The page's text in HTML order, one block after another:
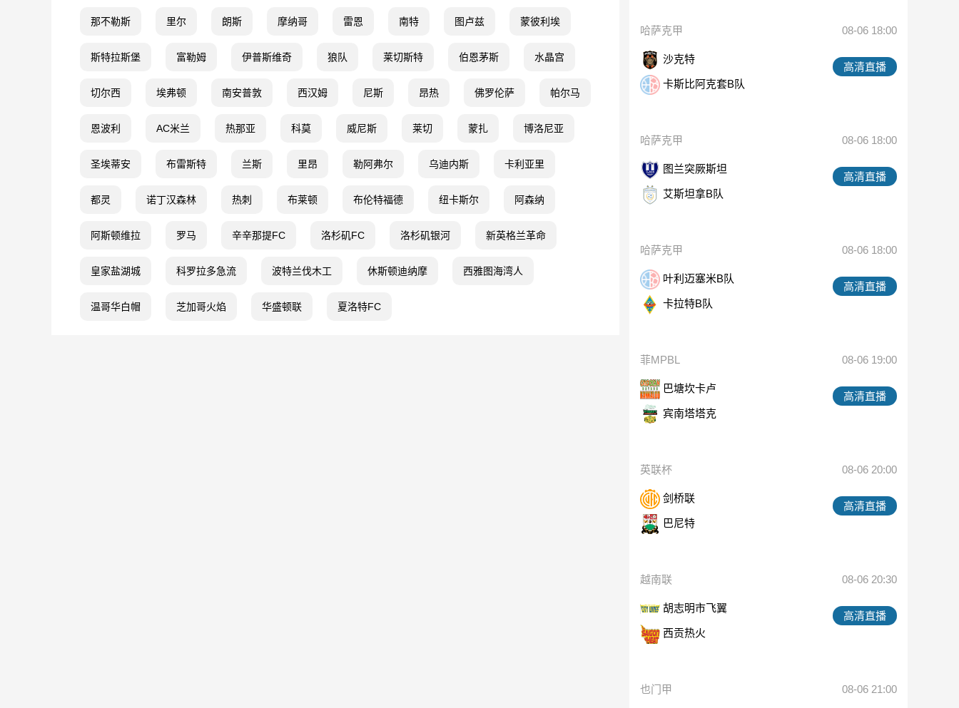
那不勒斯 里尔 朗斯 摩纳哥 雷恩 南特 图卢兹 蒙彼利埃
斯特拉斯堡 富勒姆 伊普斯维奇 狼队 莱切斯特 伯恩茅斯 水晶宫
切尔西 埃弗顿 南安普敦 西汉姆 尼斯 昂热 佛罗伦萨 帕尔马
恩波利 AC米兰 热那亚 科莫 威尼斯 莱切 蒙扎 博洛尼亚
圣埃蒂安 布雷斯特 兰斯 里昂 勒阿弗尔 乌迪内斯 卡利亚里
都灵 诺丁汉森林 热刺 布莱顿 布伦特福德 纽卡斯尔 阿森纳
阿斯顿维拉 罗马 辛辛那提FC 洛杉矶FC 洛杉矶银河 新英格兰革命
皇家盐湖城 科罗拉多急流 波特兰伐木工 休斯顿迪纳摩 西雅图海湾人
温哥华白帽 芝加哥火焰 华盛顿联 夏洛特FC
哈萨克甲 08-06 18:00
沙克特
卡斯比阿克套B队
高清直播
哈萨克甲 08-06 18:00
图兰突厥斯坦
艾斯坦拿B队
高清直播
哈萨克甲 08-06 18:00
叶利迈塞米B队
卡拉特B队
高清直播
菲MPBL 08-06 19:00
巴塘坎卡卢
宾南塔塔克
高清直播
英联杯 08-06 20:00
剑桥联
巴尼特
高清直播
越南联 08-06 20:30
胡志明市飞翼
西贡热火
高清直播
也门甲 08-06 21:00